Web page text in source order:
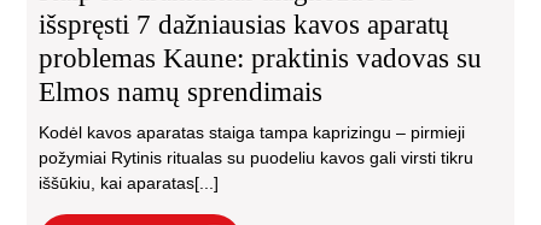
išspręsti 7 dažniausias kavos aparatų
problemas Kaune: praktinis vadovas su
Elmos namų sprendimais
Kodėl kavos aparatas staiga tampa kaprizingu – pirmieji
požymiai Rytinis ritualas su puodeliu kavos gali virsti tikru
iššūkiu, kai aparatas[...]